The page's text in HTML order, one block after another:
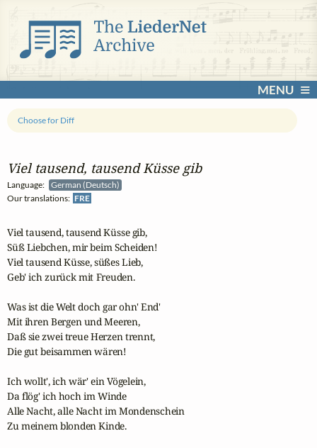
MENU
Viel tausend, tausend Küsse gib
Language:
German (Deutsch)
Our translations: FRE
Choose for Diff
Viel tausend, tausend Küsse gib,
Süß Liebchen, mir beim Scheiden!
Viel tausend Küsse, süßes Lieb,
Geb' ich zurück mit Freuden.
Was ist die Welt doch gar ohn' End'
Mit ihren Bergen und Meeren,
Daß sie zwei treue Herzen trennt,
Die gut beisammen wären!
Ich wollt', ich wär' ein Vögelein,
Da flög' ich hoch im Winde
Alle Nacht, alle Nacht im Mondenschein
Zu meinem blonden Kinde.